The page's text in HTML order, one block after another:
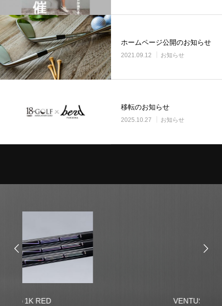
ホームページ公開のお知らせ
2021.09.12 お知らせ
移転のお知らせ
2025.10.27 お知らせ